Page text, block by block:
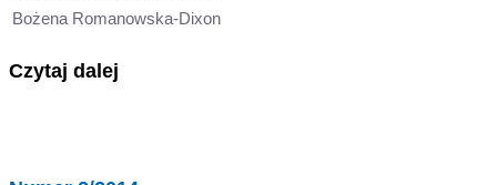
Bożena Romanowska-Dixon
Czytaj dalej